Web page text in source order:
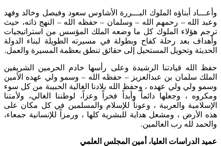
وأعـــاد أبناؤه الملوك البـــررة الأشاوس سعود وفيصل وخالد وفهد
وعبد الله – رحمهم الله – وسلمان – حفظه الله – النهج ذاته، حيث
ترجم هؤلاء الملوك كل ما وضعه الملك المؤسس من استراتيجيات
وأهداف بعد رحلة كفاح وبطولة في مسيرته الطويلة لبناء الدولة
الحديثة وتحويل المستحيل إلى حقائق تنطق بعظمة المسيرة والعمل.
حفظ الله قيادتنا الرشيدة وعلى رأسها خادم الحرمين الشريفين
الملك سلمان بن عبدالعزيز – حفظه الله – وسمو ولي عهده الأمين
وسمو ولي ولي عهده ، وحفظ الله بلادنا الغالية الحبيبة من كل سوء
ومكروه ، وجعلها دائماً وأبداً فخراً وعزاً، لوطننا الغالي، ولأمتنا
الإسلامية والعربية ، وعوناً للإسلام والمسلمين في كل مكان على
هذه الأرض ، ومشعل هداية للبشرية كلها ، ورمزاً للإنسانية جمعاء،
والحمد لله رب العالمين.
عميد الدراسات العليا، أمين المجلس العلمي